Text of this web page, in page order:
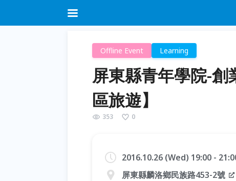
Offline Event Learning
屏東縣青年學院-
區旅遊】
353 0
2016.10.26 (Wed) 19:00 -
屏東縣麟洛鄉民族路453-2號